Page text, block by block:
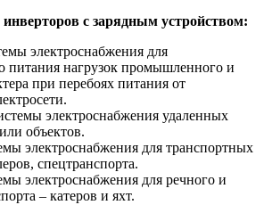
с зарядным устройством:
электроснабжения для
питания нагрузок промышленного и
при перебоях питания от
электроснабжения удаленных
объектов.
электроснабжения для транспортных
спецтранспорта.
электроснабжения для речного и
– катеров и яхт.